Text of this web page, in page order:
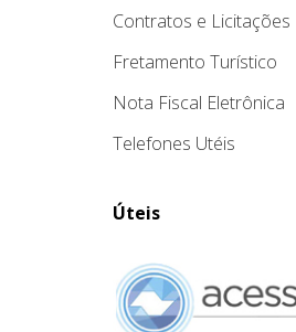
Contratos e Licitações
Fretamento Turístico
Nota Fiscal Eletrônica
Telefones Utéis
Úteis